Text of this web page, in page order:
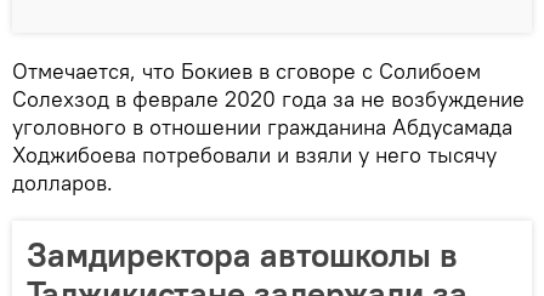
Отмечается, что Бокиев в сговоре с Солибоем
Солехзод в феврале 2020 года за не возбуждение
уголовного в отношении гражданина Абдусамада
Ходжибоева потребовали и взяли у него тысячу
долларов.
Замдиректора автошколы в